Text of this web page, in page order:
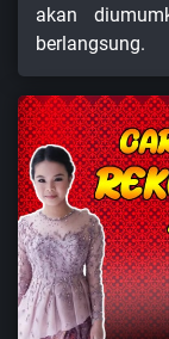
akan
berlangsung.